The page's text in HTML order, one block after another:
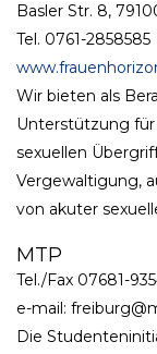
Basler Str. 8,
Tel. 0761-2858585
Wir bieten als
Unterstützung für
sexuellen
Vergewaltigung,
von akuter
MTP
Tel./Fax 07681-
e-mail:
Die